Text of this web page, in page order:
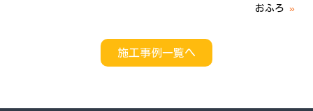
おふろ »
施工事例一覧へ